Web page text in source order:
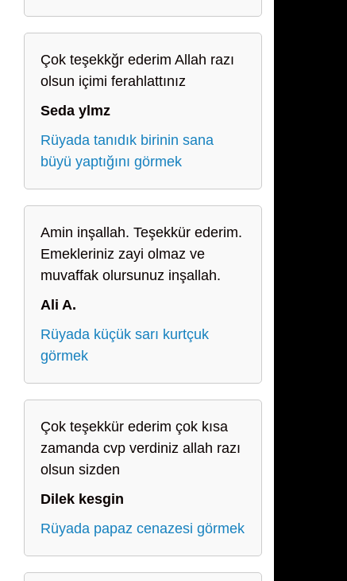
Çok teşekkğr ederim Allah razı
olsun içimi ferahlattınız
Seda ylmz
Rüyada tanıdık birinin sana
büyü yaptığını görmek
Amin inşallah. Teşekkür ederim.
Emekleriniz zayi olmaz ve
muvaffak olursunuz inşallah.
Ali A.
Rüyada küçük sarı kurtçuk
görmek
Çok teşekkür ederim çok kısa
zamanda cvp verdiniz allah razı
olsun sizden
Dilek kesgin
Rüyada papaz cenazesi görmek